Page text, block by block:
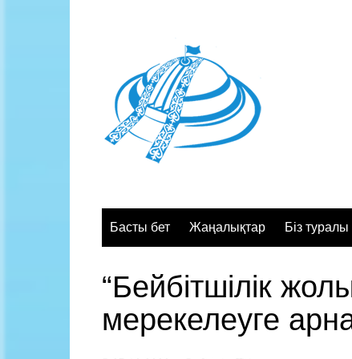
Басты бет Жаңалықтар Біз туралы
Құрылымы
Қызмет
Жұмыс
“Бейбітшілік
мерекелеуге